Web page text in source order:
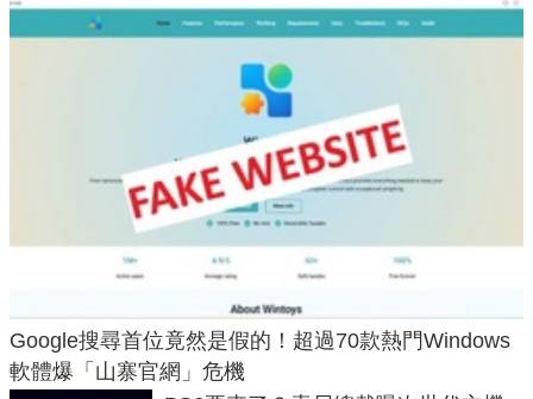
Google搜尋首位竟然是假的！超過70款熱門Windows
軟體爆「山寨官網」危機